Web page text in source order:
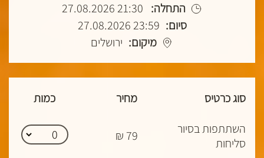
התחלה: 21:30 27.08.2026
סיום: 23:59 27.08.2026
מיקום: ירושלים
סוג כרטיס מחיר
כמות
השתתפות בסיור
סליחות
79 ₪